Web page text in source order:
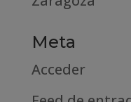
Meta
Acceder